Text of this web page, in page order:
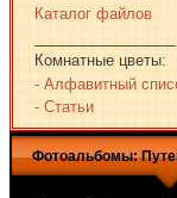
Каталог файлов
Комнатные цветы:
- Алфавитный
- Статьи
Фотоальбомы: